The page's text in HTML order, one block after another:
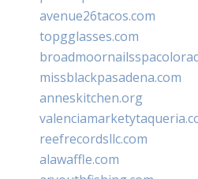
avenue26tacos.com
topgglasses.com
missblackpasadena.com
anneskitchen.org
reefrecordsllc.com
alawaffle.com